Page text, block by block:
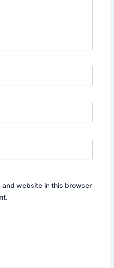
and website in this browser